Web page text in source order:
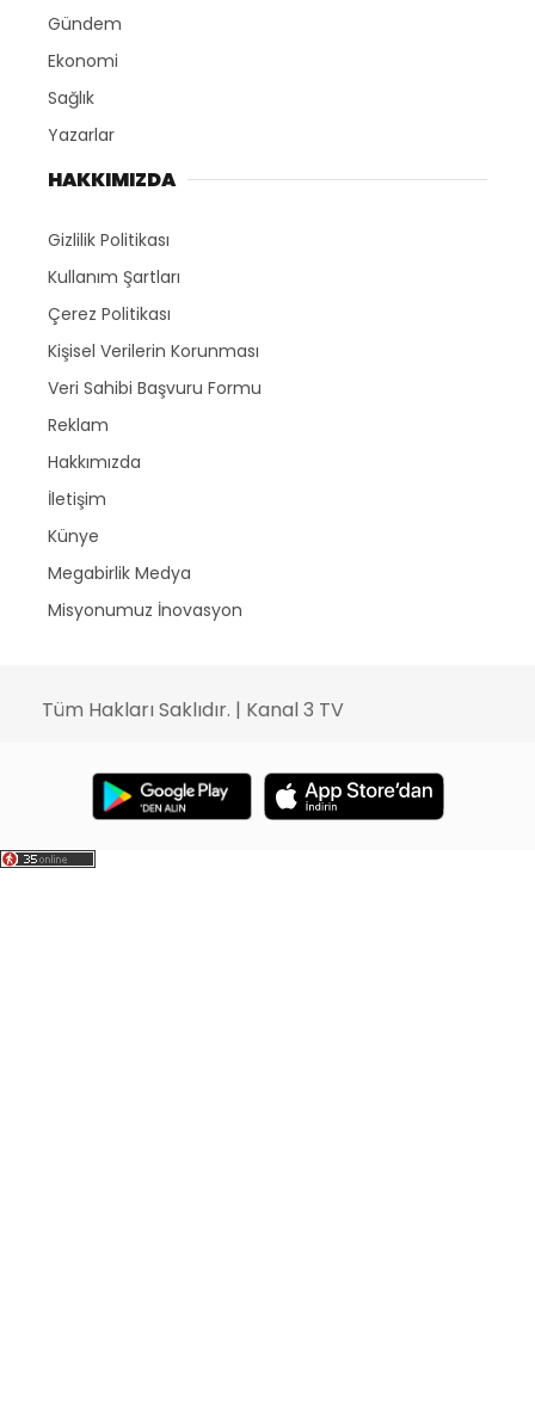
Gündem
Ekonomi
Sağlık
Yazarlar
HAKKIMIZDA
Gizlilik Politikası
Kullanım Şartları
Çerez Politikası
Kişisel Verilerin Korunması
Veri Sahibi Başvuru Formu
Reklam
Hakkımızda
İletişim
Künye
Megabirlik Medya
Misyonumuz İnovasyon
Tüm Hakları Saklıdır. | Kanal 3 TV